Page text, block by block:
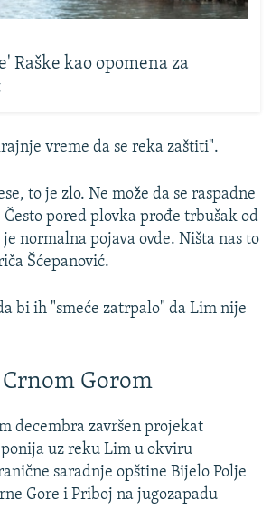
Raške kao opomena za
vreme da se reka zaštiti".
to je zlo. Ne može da se raspadne
Često pored plovka prođe trbušak od
normalna pojava ovde. Ništa nas to
Šćepanović.
bi ih "smeće zatrpalo" da Lim nije
Gorom
decembra završen projekat
uz reku Lim u okviru
saradnje opštine Bijelo Polje
Gore i Priboj na jugozapadu